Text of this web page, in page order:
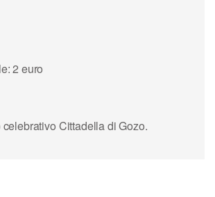
2 euro
celebrativo Cittadella di Gozo.